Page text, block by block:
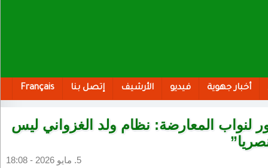
أخبار جهوية فيديو الأرشيف إتصل بنا Français
لنواب المعارضة: نظام ولد الغزواني ليس
5. مايو 2026 - 18:08